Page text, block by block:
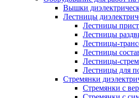
Вышки
Лестницы
Лестницы
Лестницы
Лестницы-
Лестницы
Лестницы-
Лестницы для
Стремянки
Стремянки с